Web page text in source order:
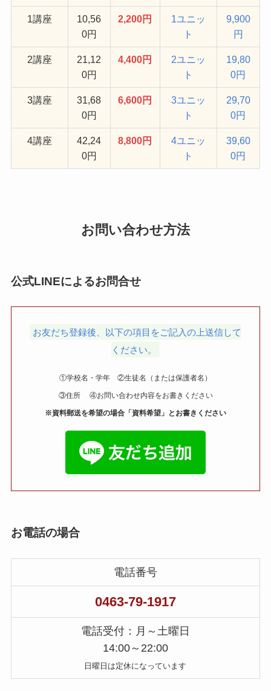
1講座
10,56
0円
2,200円
1ユニッ
ト
9,900
円
2講座
21,12
0円
4,400円
2ユニッ
ト
19,80
0円
3講座
31,68
0円
6,600円
3ユニッ
ト
29,70
0円
4講座
42,24
0円
8,800円
4ユニッ
ト
39,60
0円
お問い合わせ方法
公式LINEによるお問合せ
お友だち登録後、以下の項目をご記入の上送信して
ください。
①学校名・学年 ②生徒名（または保護者名）
③住所 ④お問い合わせ内容をお書きください
※資料郵送を希望の場合「資料希望」とお書きください
お電話の場合
電話番号
0463-79-1917
電話受付：月～土曜日
14:00～22:00
日曜日は定休になっています